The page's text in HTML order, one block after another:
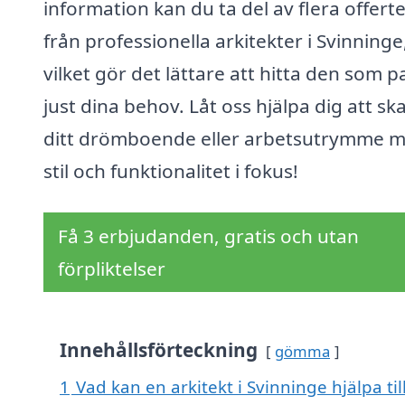
information kan du ta del av flera
från professionella arkitekter i
vilket gör det lättare att hitta den som
just dina behov. Låt oss hjälpa dig att
ditt drömboende eller arbetsutrymme
stil och funktionalitet i fokus!
Få 3 erbjudanden, gratis och utan
förpliktelser
Innehållsförteckning gömma
1 Vad kan en arkitekt i Svinninge hjälpa